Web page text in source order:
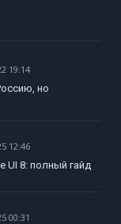
19:14
но
12:46
UI 8: полный гайд
00:31